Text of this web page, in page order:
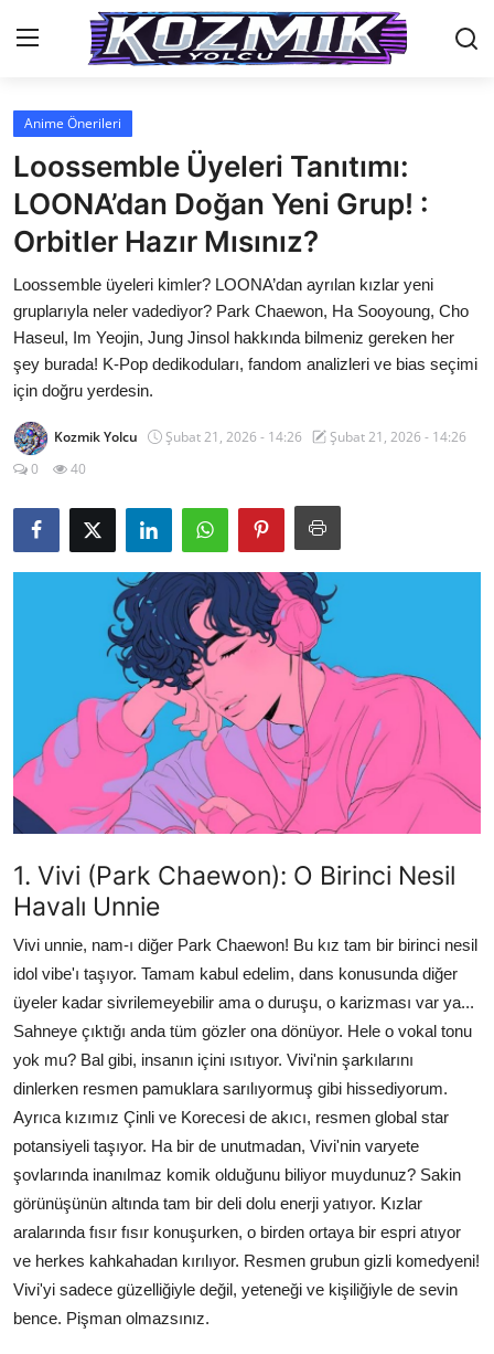
Anasayfa
İletişim
Genel
Anime Önerileri
Kore Dünyası
Anime Karakterleri
Anime
Dizi & Film
Testler
Anime Önerileri
Loossemble Üyeleri Tanıtımı:
LOONA’dan Doğan Yeni Grup! :
Orbitler Hazır Mısınız?
Loossemble üyeleri kimler? LOONA’dan ayrılan kızlar yeni
gruplarıyla neler vadediyor? Park Chaewon, Ha Sooyoung, Cho
Haseul, Im Yeojin, Jung Jinsol hakkında bilmeniz gereken her
şey burada! K-Pop dedikoduları, fandom analizleri ve bias seçimi
için doğru yerdesin.
Kozmik Yolcu Şubat 21, 2026 - 14:26
Şubat 21, 2026 - 14:26
0
40
1. Vivi (Park Chaewon): O Birinci Nesil
Havalı Unnie
Vivi unnie, nam-ı diğer Park Chaewon! Bu kız tam bir birinci nesil
idol vibe'ı taşıyor. Tamam kabul edelim, dans konusunda diğer
üyeler kadar sivrilemeyebilir ama o duruşu, o karizması var ya...
Sahneye çıktığı anda tüm gözler ona dönüyor. Hele o vokal tonu
yok mu? Bal gibi, insanın içini ısıtıyor. Vivi'nin şarkılarını
dinlerken resmen pamuklara sarılıyormuş gibi hissediyorum.
Ayrıca kızımız Çinli ve Korecesi de akıcı, resmen global star
potansiyeli taşıyor. Ha bir de unutmadan, Vivi'nin varyete
şovlarında inanılmaz komik olduğunu biliyor muydunuz? Sakin
görünüşünün altında tam bir deli dolu enerji yatıyor. Kızlar
aralarında fısır fısır konuşurken, o birden ortaya bir espri atıyor
ve herkes kahkahadan kırılıyor. Resmen grubun gizli komedyeni!
Vivi'yi sadece güzelliğiyle değil, yeteneği ve kişiliğiyle de sevin
bence. Pişman olmazsınız.